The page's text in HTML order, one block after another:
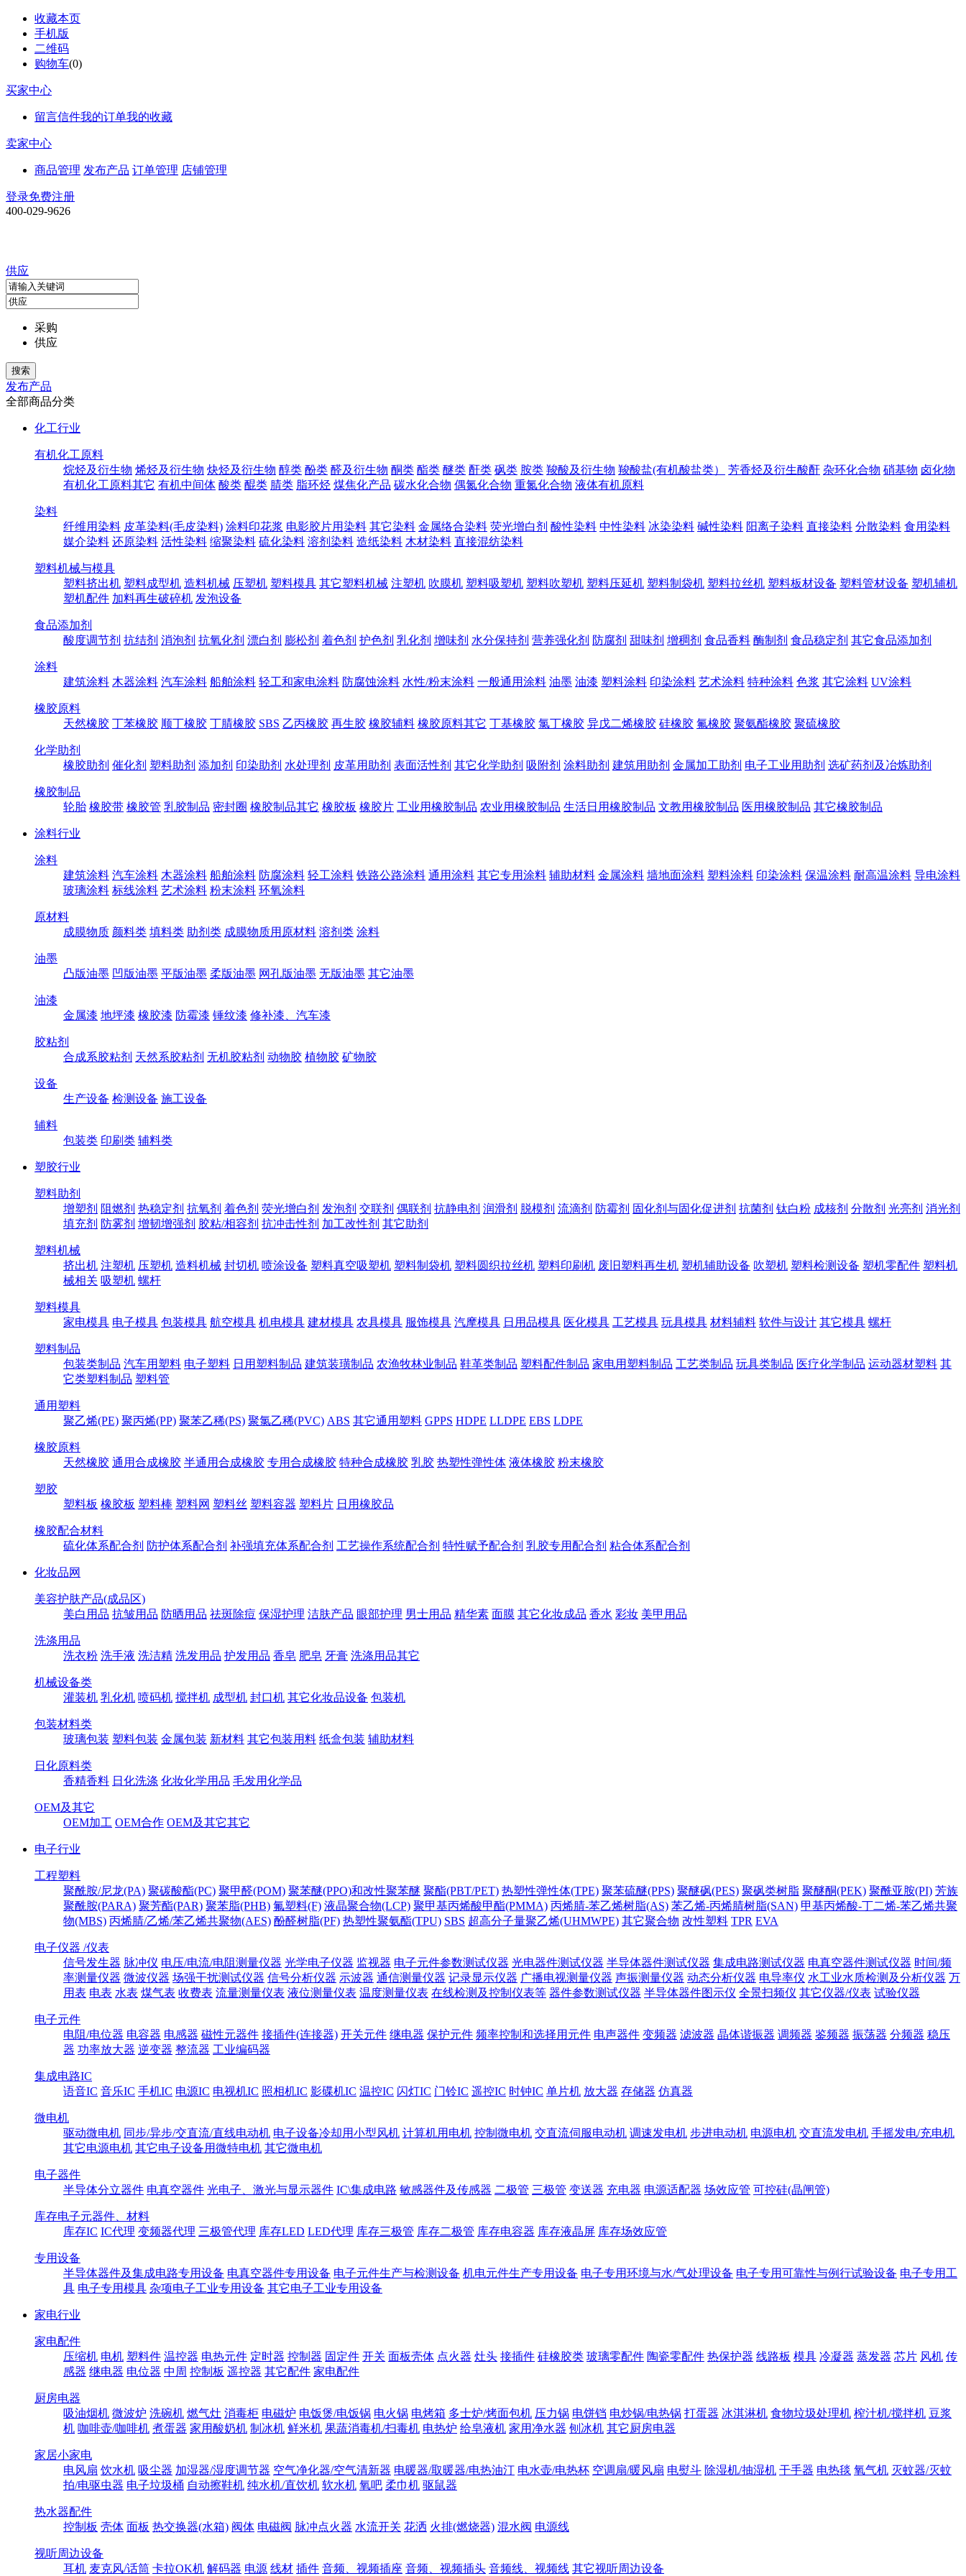
收藏本页
手机版
二维码
购物车(0)
买家中心
留言信件我的订单我的收藏
卖家中心
商品管理 发布产品 订单管理 店铺管理
登录免费注册
400-029-9626
供应
采购
供应
发布产品
全部商品分类
化工行业
有机化工原料
烷烃及衍生物 烯烃及衍生物 炔烃及衍生物 醇类 酚类 醛及衍生物 酮类 酯类 醚类 酐类 砜类 胺类 羧酸及衍生物 羧酸盐(有机酸盐类） 芳香烃及衍生酸酐 杂环化合物 硝基物 卤化物
有机化工原料其它 有机中间体 酸类 醌类 腈类 脂环烃 煤焦化产品 碳水化合物 偶氮化合物 重氮化合物 液体有机原料
染料
纤维用染料 皮革染料(毛皮染料) 涂料印花浆 电影胶片用染料 其它染料 金属络合染料 荧光增白剂 酸性染料 中性染料 冰染染料 碱性染料 阳离子染料 直接染料 分散染料 食用染料
媒介染料 还原染料 活性染料 缩聚染料 硫化染料 溶剂染料 造纸染料 木材染料 直接混纺染料
塑料机械与模具
塑料挤出机 塑料成型机 造料机械 压塑机 塑料模具 其它塑料机械 注塑机 吹膜机 塑料吸塑机 塑料吹塑机 塑料压延机 塑料制袋机 塑料拉丝机 塑料板材设备 塑料管材设备 塑机辅机
塑机配件 加料再生破碎机 发泡设备
食品添加剂
酸度调节剂 抗结剂 消泡剂 抗氧化剂 漂白剂 膨松剂 着色剂 护色剂 乳化剂 增味剂 水分保持剂 营养强化剂 防腐剂 甜味剂 增稠剂 食品香料 酶制剂 食品稳定剂 其它食品添加剂
涂料
建筑涂料 木器涂料 汽车涂料 船舶涂料 轻工和家电涂料 防腐蚀涂料 水性/粉末涂料 一般通用涂料 油墨 油漆 塑料涂料 印染涂料 艺术涂料 特种涂料 色浆 其它涂料 UV涂料
橡胶原料
天然橡胶 丁苯橡胶 顺丁橡胶 丁腈橡胶 SBS 乙丙橡胶 再生胶 橡胶辅料 橡胶原料其它 丁基橡胶 氯丁橡胶 异戊二烯橡胶 硅橡胶 氟橡胶 聚氨酯橡胶 聚硫橡胶
化学助剂
橡胶助剂 催化剂 塑料助剂 添加剂 印染助剂 水处理剂 皮革用助剂 表面活性剂 其它化学助剂 吸附剂 涂料助剂 建筑用助剂 金属加工助剂 电子工业用助剂 选矿药剂及冶炼助剂
橡胶制品
轮胎 橡胶带 橡胶管 乳胶制品 密封圈 橡胶制品其它 橡胶板 橡胶片 工业用橡胶制品 农业用橡胶制品 生活日用橡胶制品 文教用橡胶制品 医用橡胶制品 其它橡胶制品
涂料行业
涂料
建筑涂料 汽车涂料 木器涂料 船舶涂料 防腐涂料 轻工涂料 铁路公路涂料 通用涂料 其它专用涂料 辅助材料 金属涂料 墙地面涂料 塑料涂料 印染涂料 保温涂料 耐高温涂料 导电涂料
玻璃涂料 标线涂料 艺术涂料 粉末涂料 环氧涂料
原材料
成膜物质 颜料类 填料类 助剂类 成膜物质用原材料 溶剂类 涂料
油墨
凸版油墨 凹版油墨 平版油墨 柔版油墨 网孔版油墨 无版油墨 其它油墨
油漆
金属漆 地坪漆 橡胶漆 防霉漆 锤纹漆 修补漆、汽车漆
胶粘剂
合成系胶粘剂 天然系胶粘剂 无机胶粘剂 动物胶 植物胶 矿物胶
设备
生产设备 检测设备 施工设备
辅料
包装类 印刷类 辅料类
塑胶行业
塑料助剂
增塑剂 阻燃剂 热稳定剂 抗氧剂 着色剂 荧光增白剂 发泡剂 交联剂 偶联剂 抗静电剂 润滑剂 脱模剂 流滴剂 防霉剂 固化剂与固化促进剂 抗菌剂 钛白粉 成核剂 分散剂 光亮剂 消光剂
填充剂 防雾剂 增韧增强剂 胶粘/相容剂 抗冲击性剂 加工改性剂 其它助剂
塑料机械
挤出机 注塑机 压塑机 造料机械 封切机 喷涂设备 塑料真空吸塑机 塑料制袋机 塑料圆织拉丝机 塑料印刷机 废旧塑料再生机 塑机辅助设备 吹塑机 塑料检测设备 塑机零配件 塑料机
械相关 吸塑机 螺杆
塑料模具
家电模具 电子模具 包装模具 航空模具 机电模具 建材模具 农具模具 服饰模具 汽摩模具 日用品模具 医化模具 工艺模具 玩具模具 材料辅料 软件与设计 其它模具 螺杆
塑料制品
包装类制品 汽车用塑料 电子塑料 日用塑料制品 建筑装璜制品 农渔牧林业制品 鞋革类制品 塑料配件制品 家电用塑料制品 工艺类制品 玩具类制品 医疗化学制品 运动器材塑料 其
它类塑料制品 塑料管
通用塑料
聚乙烯(PE) 聚丙烯(PP) 聚苯乙稀(PS) 聚氯乙稀(PVC) ABS 其它通用塑料 GPPS HDPE LLDPE EBS LDPE
橡胶原料
天然橡胶 通用合成橡胶 半通用合成橡胶 专用合成橡胶 特种合成橡胶 乳胶 热塑性弹性体 液体橡胶 粉末橡胶
塑胶
塑料板 橡胶板 塑料棒 塑料网 塑料丝 塑料容器 塑料片 日用橡胶品
橡胶配合材料
硫化体系配合剂 防护体系配合剂 补强填充体系配合剂 工艺操作系统配合剂 特性赋予配合剂 乳胶专用配合剂 粘合体系配合剂
化妆品网
美容护肤产品(成品区)
美白用品 抗皱用品 防晒用品 祛斑除痘 保湿护理 洁肤产品 眼部护理 男士用品 精华素 面膜 其它化妆成品 香水 彩妆 美甲用品
洗涤用品
洗衣粉 洗手液 洗洁精 洗发用品 护发用品 香皂 肥皂 牙膏 洗涤用品其它
机械设备类
灌装机 乳化机 喷码机 搅拌机 成型机 封口机 其它化妆品设备 包装机
包装材料类
玻璃包装 塑料包装 金属包装 新材料 其它包装用料 纸盒包装 辅助材料
日化原料类
香精香料 日化洗涤 化妆化学用品 毛发用化学品
OEM及其它
OEM加工 OEM合作 OEM及其它其它
电子行业
工程塑料
聚酰胺/尼龙(PA) 聚碳酸酯(PC) 聚甲醛(POM) 聚苯醚(PPO)和改性聚苯醚 聚酯(PBT/PET) 热塑性弹性体(TPE) 聚苯硫醚(PPS) 聚醚砜(PES) 聚砜类树脂 聚醚酮(PEK) 聚酰亚胺(PI) 芳族
聚酰胺(PARA) 聚芳酯(PAR) 聚苯脂(PHB) 氟塑料(F) 液晶聚合物(LCP) 聚甲基丙烯酸甲酯(PMMA) 丙烯腈-苯乙烯树脂(AS) 苯乙烯-丙烯腈树脂(SAN) 甲基丙烯酸-丁二烯-苯乙烯共聚
物(MBS) 丙烯腈/乙烯/苯乙烯共聚物(AES) 酚醛树脂(PF) 热塑性聚氨酯(TPU) SBS 超高分子量聚乙烯(UHMWPE) 其它聚合物 改性塑料 TPR EVA
电子仪器 /仪表
信号发生器 脉冲仪 电压/电流/电阻测量仪器 光学电子仪器 监视器 电子元件参数测试仪器 光电器件测试仪器 半导体器件测试仪器 集成电路测试仪器 电真空器件测试仪器 时间/频
率测量仪器 微波仪器 场强干扰测试仪器 信号分析仪器 示波器 通信测量仪器 记录显示仪器 广播电视测量仪器 声振测量仪器 动态分析仪器 电导率仪 水工业水质检测及分析仪器 万
用表 电表 水表 煤气表 收费表 流量测量仪表 液位测量仪表 温度测量仪表 在线检测及控制仪表等 器件参数测试仪器 半导体器件图示仪 全景扫频仪 其它仪器/仪表 试验仪器
电子元件
电阻/电位器 电容器 电感器 磁性元器件 接插件(连接器) 开关元件 继电器 保护元件 频率控制和选择用元件 电声器件 变频器 滤波器 晶体谐振器 调频器 鉴频器 振荡器 分频器 稳压
器 功率放大器 逆变器 整流器 工业编码器
集成电路IC
语音IC 音乐IC 手机IC 电源IC 电视机IC 照相机IC 影碟机IC 温控IC 闪灯IC 门铃IC 遥控IC 时钟IC 单片机 放大器 存储器 仿真器
微电机
驱动微电机 同步/异步/交直流/直线电动机 电子设备冷却用小型风机 计算机用电机 控制微电机 交直流伺服电动机 调速发电机 步进电动机 电源电机 交直流发电机 手摇发电/充电机
其它电源电机 其它电子设备用微特电机 其它微电机
电子器件
半导体分立器件 电真空器件 光电子、激光与显示器件 IC\集成电路 敏感器件及传感器 二极管 三极管 变送器 充电器 电源适配器 场效应管 可控硅(晶闸管)
库存电子元器件、材料
库存IC IC代理 变频器代理 三极管代理 库存LED LED代理 库存三极管 库存二极管 库存电容器 库存液晶屏 库存场效应管
专用设备
半导体器件及集成电路专用设备 电真空器件专用设备 电子元件生产与检测设备 机电元件生产专用设备 电子专用环境与水/气处理设备 电子专用可靠性与例行试验设备 电子专用工
具 电子专用模具 杂项电子工业专用设备 其它电子工业专用设备
家电行业
家电配件
压缩机 电机 塑料件 温控器 电热元件 定时器 控制器 固定件 开关 面板壳体 点火器 灶头 接插件 硅橡胶类 玻璃零配件 陶瓷零配件 热保护器 线路板 模具 冷凝器 蒸发器 芯片 风机 传
感器 继电器 电位器 中周 控制板 遥控器 其它配件 家电配件
厨房电器
吸油烟机 微波炉 洗碗机 燃气灶 消毒柜 电磁炉 电饭煲/电饭锅 电火锅 电烤箱 多士炉/烤面包机 压力锅 电饼铛 电炒锅/电热锅 打蛋器 冰淇淋机 食物垃圾处理机 榨汁机/搅拌机 豆浆
机 咖啡壶/咖啡机 煮蛋器 家用酸奶机 制冰机 鲜米机 果蔬消毒机/扫毒机 电热炉 给皂液机 家用净水器 刨冰机 其它厨房电器
家居小家电
电风扇 饮水机 吸尘器 加湿器/湿度调节器 空气净化器/空气清新器 电暖器/取暖器/电热油汀 电水壶/电热杯 空调扇/暖风扇 电熨斗 除湿机/抽湿机 干手器 电热毯 氧气机 灭蚊器/灭蚊
拍/电驱虫器 电子垃圾桶 自动擦鞋机 纯水机/直饮机 软水机 氧吧 柔巾机 驱鼠器
热水器配件
控制板 壳体 面板 热交换器(水箱) 阀体 电磁阀 脉冲点火器 水流开关 花洒 火排(燃烧器) 混水阀 电源线
视听周边设备
耳机 麦克风/话筒 卡拉OK机 解码器 电源 线材 插件 音频、视频插座 音频、视频插头 音频线、视频线 其它视听周边设备